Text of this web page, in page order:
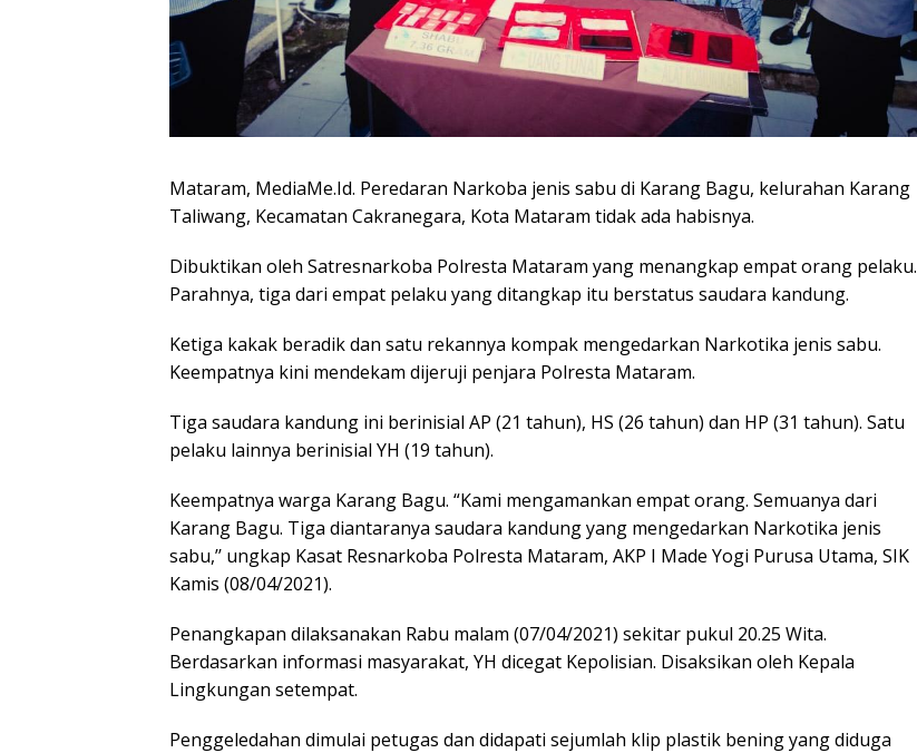
Mataram, MediaMe.Id. Peredaran Narkoba jenis sabu di Karang Bagu, kelurahan Karang
Taliwang, Kecamatan Cakranegara, Kota Mataram tidak ada habisnya.
Dibuktikan oleh Satresnarkoba Polresta Mataram yang menangkap empat orang pelaku.
Parahnya, tiga dari empat pelaku yang ditangkap itu berstatus saudara kandung.
Ketiga kakak beradik dan satu rekannya kompak mengedarkan Narkotika jenis sabu.
Keempatnya kini mendekam dijeruji penjara Polresta Mataram.
Tiga saudara kandung ini berinisial AP (21 tahun), HS (26 tahun) dan HP (31 tahun). Satu
pelaku lainnya berinisial YH (19 tahun).
Keempatnya warga Karang Bagu. “Kami mengamankan empat orang. Semuanya dari
Karang Bagu. Tiga diantaranya saudara kandung yang mengedarkan Narkotika jenis
sabu,’’ ungkap Kasat Resnarkoba Polresta Mataram, AKP I Made Yogi Purusa Utama, SIK
Kamis (08/04/2021).
Penangkapan dilaksanakan Rabu malam (07/04/2021) sekitar pukul 20.25 Wita.
Berdasarkan informasi masyarakat, YH dicegat Kepolisian. Disaksikan oleh Kepala
Lingkungan setempat.
Penggeledahan dimulai petugas dan didapati sejumlah klip plastik bening yang diduga